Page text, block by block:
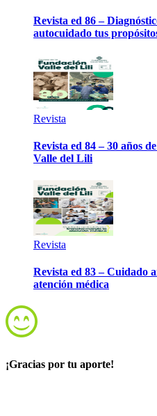
Revista ed 86 –
autocuidado tus
Revista
Revista ed 84 – 30 años
Valle del Lili
Revista
Revista ed 83 – Cuidado
atención médica
¡Gracias por tu aporte!